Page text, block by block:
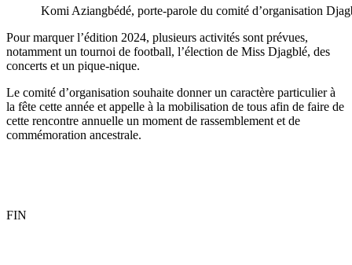
Komi Aziangbédé, porte-parole du comité d’organisation
Pour marquer l’édition 2024, plusieurs activités sont prévues,
notamment un tournoi de football, l’élection de Miss Djagblé, des
concerts et un pique-nique.
Le comité d’organisation souhaite donner un caractère particulier à
la fête cette année et appelle à la mobilisation de tous afin de faire de
cette rencontre annuelle un moment de rassemblement et de
commémoration ancestrale.
FIN